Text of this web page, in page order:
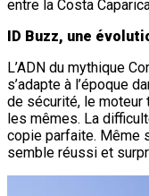
entre la Costa
ID Buzz, une
L’ADN du mythique
s’adapte à l’époque
de sécurité, le
les mêmes. La
copie parfaite. Même
semble réussi et